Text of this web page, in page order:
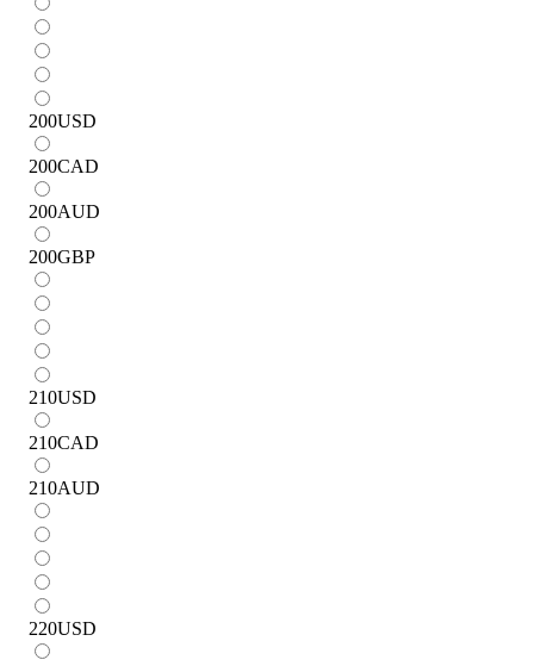
200USD
200CAD
200AUD
200GBP
210USD
210CAD
210AUD
220USD